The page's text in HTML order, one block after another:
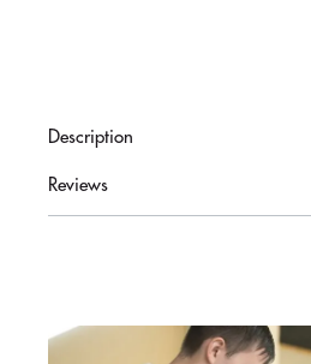
Description
Reviews